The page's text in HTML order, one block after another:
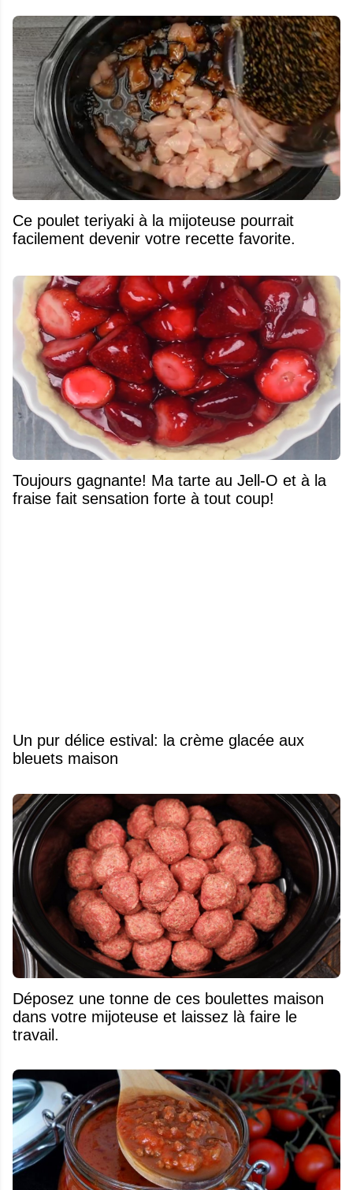
Ce poulet teriyaki à la mijoteuse pourrait
facilement devenir votre recette favorite.
Toujours gagnante! Ma tarte au Jell-O et à la
fraise fait sensation forte à tout coup!
Un pur délice estival: la crème glacée aux
bleuets maison
Déposez une tonne de ces boulettes maison
dans votre mijoteuse et laissez là faire le
travail.